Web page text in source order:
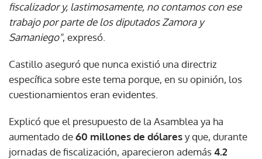
fiscalizador y, lastimosamente, no contamos con ese
trabajo por parte de los diputados Zamora y
Samaniego", expresó.
Castillo aseguró que nunca existió una directriz
específica sobre este tema porque, en su opinión, los
cuestionamientos eran evidentes.
Explicó que el presupuesto de la Asamblea ya ha
aumentado de60 millones de dólaresy que, durante
jornadas de fiscalización, aparecieron además4.2